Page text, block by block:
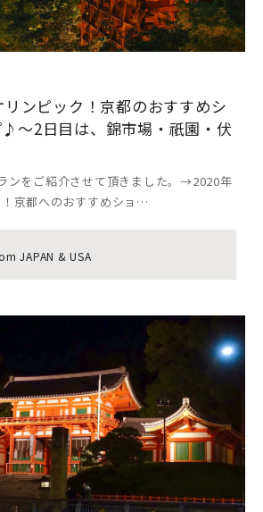
ンピック！京都のおすすめシ
～2日目は、錦市場・祇園・伏
ンをご紹介させて頂きました。→2020年
京都へのおすすめショ…
JAPAN & USA